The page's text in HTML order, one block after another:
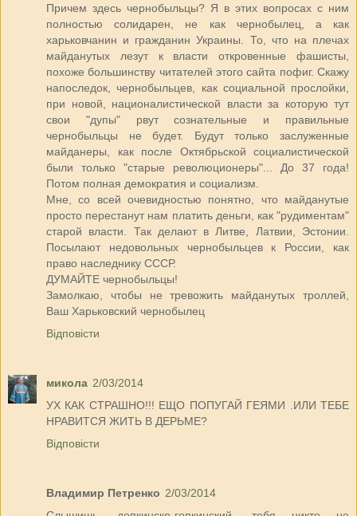
Причем здесь чернобыльцы? Я в этих вопросах с ним
полностью солидарен, не как чернобылец, а как
харьковчанин и гражданин Украины. То, что на плечах
майданутых лезут к власти откровенные фашисты,
похоже большинству читателей этого сайта пофиг. Скажу
напоследок, чернобыльцев, как социальной прослойки,
при новой, националистической власти за которую тут
свои "дупы" рвут сознательные и правильные
чернобыльцы не будет. Будут только заслуженные
майданеры, как после Октябрьской социалистической
были только "старые революционеры"... До 37 года!
Потом полная демократия и социализм.
Мне, со всей очевидностью понятно, что майданутые
просто перестанут нам платить деньги, как "рудиментам"
старой власти. Так делают в Литве, Латвии, Эстонии.
Посылают недовольных чернобыльцев к России, как
право наследнику СССР.
ДУМАЙТЕ чернобыльцы!
Замолкаю, чтобы не тревожить майданутых троллей,
Ваш Харьковский чернобылец
Відповісти
микола 2/03/2014
УХ КАК СТРАШНО!!! ЕЩО ПОПУГАЙ ГЕЯМИ .ИЛИ ТЕБЕ
НРАВИТСЯ ЖИТЬ В ДЕРЬМЕ?
Відповісти
Владимир Петренко 2/03/2014